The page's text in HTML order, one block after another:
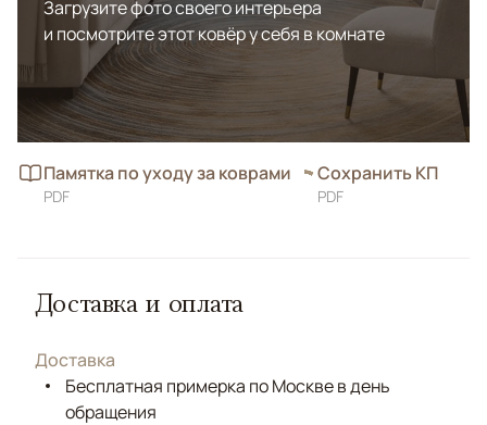
Загрузите фото своего интерьера
и посмотрите этот ковёр у себя в комнате
Памятка по уходу за коврами
PDF
Сохранить КП
PDF
Доставка и оплата
Доставка
Бесплатная примерка по Москве в день
обращения